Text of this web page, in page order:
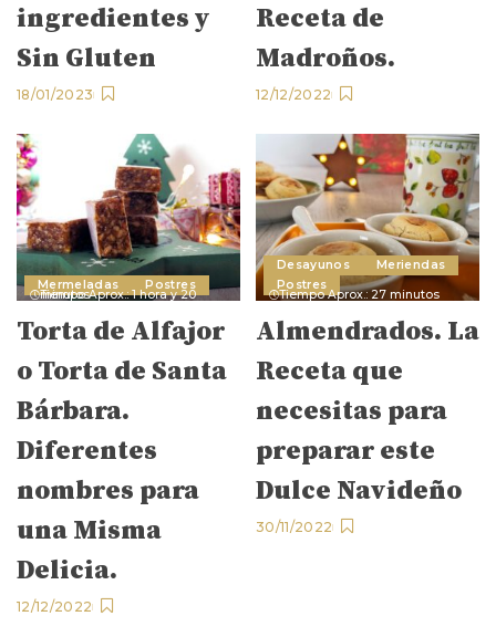
ingredientes y
Sin Gluten
18/01/2023
Receta de
Madroños.
12/12/2022
Mermeladas Postres
Tiempo Aprox.: 1 hora y 20 minutos
Torta de Alfajor
o Torta de Santa
Bárbara.
Diferentes
nombres para
una Misma
Delicia.
12/12/2022
Desayunos
Meriendas
Postres
Tiempo Aprox.: 27 minutos
Almendrados. La
Receta que
necesitas para
preparar este
Dulce Navideño
30/11/2022